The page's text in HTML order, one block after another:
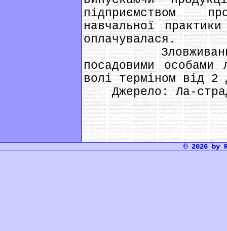
підприємством
навчальної
оплачувалася.
Зловживання
посадовими особами
волі терміном від
Джерело: Ла-
© 2026 by